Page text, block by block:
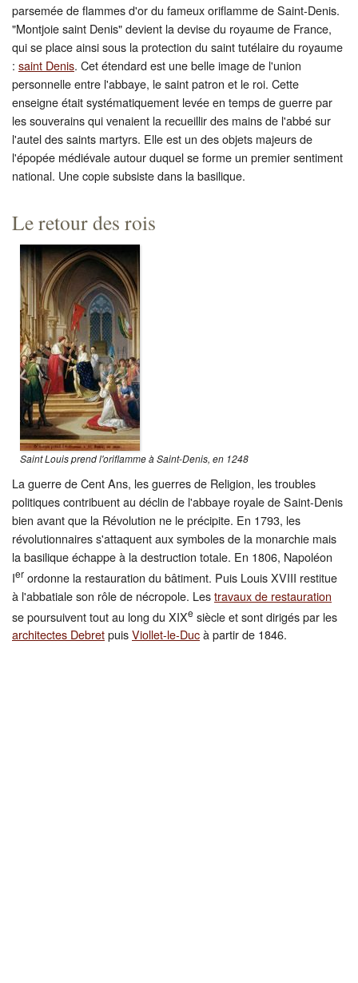
parsemée de flammes d'or du fameux oriflamme de Saint-Denis.
"Montjoie saint Denis" devient la devise du royaume de France,
qui se place ainsi sous la protection du saint tutélaire du royaume
: saint Denis. Cet étendard est une belle image de l'union
personnelle entre l'abbaye, le saint patron et le roi. Cette
enseigne était systématiquement levée en temps de guerre par
les souverains qui venaient la recueillir des mains de l'abbé sur
l'autel des saints martyrs. Elle est un des objets majeurs de
l'épopée médiévale autour duquel se forme un premier sentiment
national. Une copie subsiste dans la basilique.
Le retour des rois
Saint Louis prend l'oriflamme à Saint-Denis, en 1248
La guerre de Cent Ans, les guerres de Religion, les troubles
politiques contribuent au déclin de l'abbaye royale de Saint-Denis
bien avant que la Révolution ne le précipite. En 1793, les
révolutionnaires s'attaquent aux symboles de la monarchie mais
la basilique échappe à la destruction totale. En 1806, Napoléon
Ier ordonne la restauration du bâtiment. Puis Louis XVIII restitue
à l'abbatiale son rôle de nécropole. Lestravaux de restauration
se poursuivent tout au long du XIXe siècle et sont dirigés par les
architectes DebretpuisViollet-le-Ducà partir de 1846.